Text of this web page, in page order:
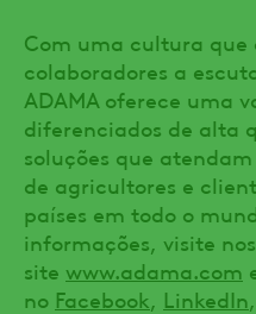
Com uma cultura que
colaboradores a
ADAMA oferece uma
diferenciados de alta
soluções que
de agricultores e
países em todo o
informações, visite
site www.adama.com
no Facebook LinkedIn